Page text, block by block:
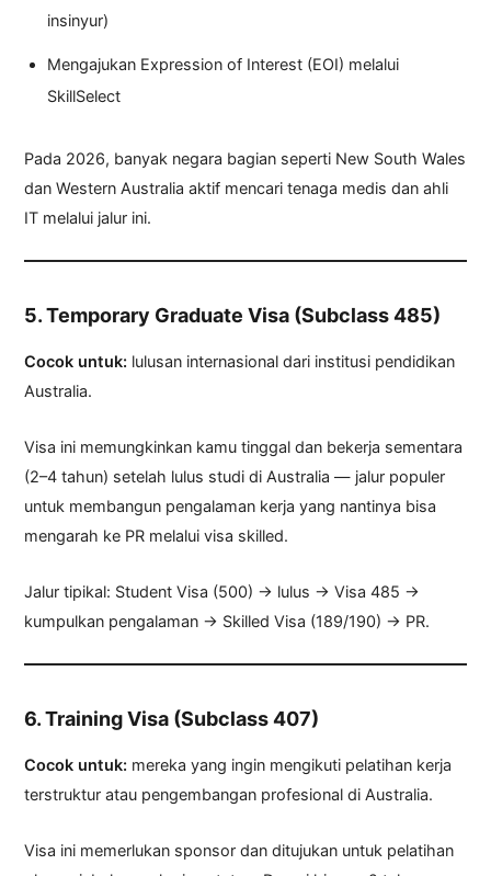
insinyur)
Mengajukan Expression of Interest (EOI) melalui
SkillSelect
Pada 2026, banyak negara bagian seperti New South Wales
dan Western Australia aktif mencari tenaga medis dan ahli
IT melalui jalur ini.
5. Temporary Graduate Visa (Subclass 485)
Cocok untuk: lulusan internasional dari institusi pendidikan
Australia.
Visa ini memungkinkan kamu tinggal dan bekerja sementara
(2–4 tahun) setelah lulus studi di Australia — jalur populer
untuk membangun pengalaman kerja yang nantinya bisa
mengarah ke PR melalui visa skilled.
Jalur tipikal: Student Visa (500) → lulus → Visa 485 →
kumpulkan pengalaman → Skilled Visa (189/190) → PR.
6. Training Visa (Subclass 407)
Cocok untuk: mereka yang ingin mengikuti pelatihan kerja
terstruktur atau pengembangan profesional di Australia.
Visa ini memerlukan sponsor dan ditujukan untuk pelatihan